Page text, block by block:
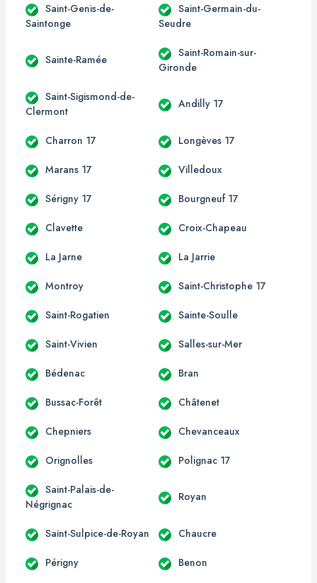
Saint-Genis-de-
Saintonge
Saint-Germain-du-
Seudre
Sainte-Ramée
Saint-Romain-sur-
Gironde
Saint-Sigismond-de-
Clermont
Andilly 17
Charron 17 Longèves 17
Marans 17 Villedoux
Sérigny 17 Bourgneuf 17
Clavette Croix-Chapeau
La Jarne La Jarrie
Montroy Saint-Christophe 17
Saint-Rogatien Sainte-Soulle
Saint-Vivien Salles-sur-Mer
Bédenac Bran
Bussac-Forêt Châtenet
Chepniers Chevanceaux
Orignolles Polignac 17
Saint-Palais-de-
Négrignac
Royan
Saint-Sulpice-de-Royan Chaucre
Périgny Benon